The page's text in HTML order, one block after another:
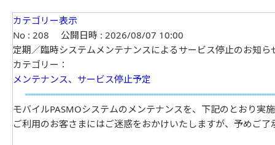
カテゴリー表示
No : 208
公開日時 : 2026/08/07 10:00
定期／臨時システムメンテナンスによるサービス停止のお知ら
カテゴリー：
メンテナンス、サービス停止予定
モバイルPASMOシステムのメンテナンスを、下記のとおり実
ご利用のお客さまにはご迷惑をおかけいたしますが、予めご了